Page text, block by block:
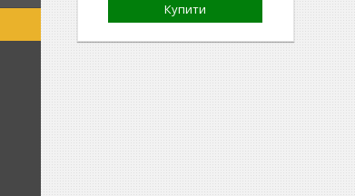
Купити